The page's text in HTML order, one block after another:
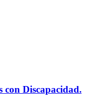
Discapacidad.